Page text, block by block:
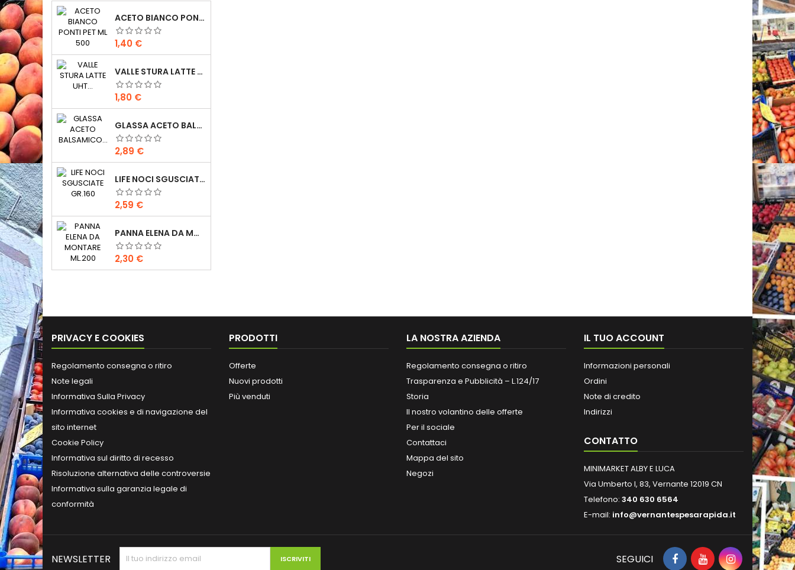
ACETO BIANCO PONTI PET ML 500
Prezzo
1,40 €
VALLE STURA LATTE UHT INTERO LT.1
Prezzo
1,80 €
GLASSA ACETO BALSAMICO PONTI 250 GR
Prezzo
2,89 €
LIFE NOCI SGUSCIATE GR.160
Prezzo
2,59 €
PANNA ELENA DA MONTARE ML.200
Prezzo
2,30 €
PRIVACY E COOKIES
Regolamento consegna o ritiro
Note legali
Informativa Sulla Privacy
Informativa cookies e di navigazione del
sito internet
Cookie Policy
Informativa sul diritto di recesso
Risoluzione alternativa delle controversie
Informativa sulla garanzia legale di
conformità
PRODOTTI
Offerte
Nuovi prodotti
Più venduti
LA NOSTRA AZIENDA
Regolamento consegna o ritiro
Trasparenza e Pubblicità – L.124/17
Storia
Il nostro volantino delle offerte
Per il sociale
Contattaci
Mappa del sito
Negozi
IL TUO ACCOUNT
Informazioni personali
Ordini
Note di credito
Indirizzi
CONTATTO
MINIMARKET ALBY E LUCA
Via Umberto I, 83, Vernante 12019 CN
Telefono: 340 630 6564
E-mail: info@vernantespesarapida.it
NEWSLETTER SEGUICI